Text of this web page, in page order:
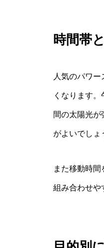
時間帯
人気のパワ
くなります
間の太陽光
がよいでしょ
また移動時
組み合わせや